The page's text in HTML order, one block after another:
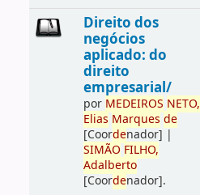
Direito dos
negócios
aplicado: do
direito
empresarial/
por MEDEIROS NETO,
Elias Marques de
[Coordenador] |
SIMÃO FILHO,
Adalberto
[Coordenador].